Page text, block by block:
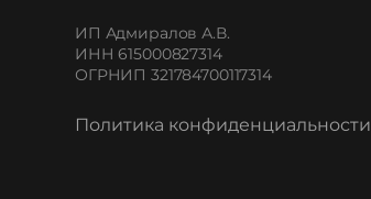
ИП Адмиралов А.В.
ИНН 615000827314
ОГРНИП 321784700117314
Политика конфиденциальности